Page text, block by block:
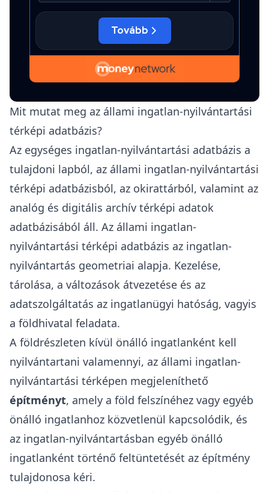
Mit mutat meg az állami ingatlan-nyilvántartási
térképi adatbázis?
Az egységes ingatlan-nyilvántartási adatbázis a
tulajdoni lapból, az állami ingatlan-nyilvántartási
térképi adatbázisból, az okirattárból, valamint az
analóg és digitális archív térképi adatok
adatbázisából áll. Az állami ingatlan-
nyilvántartási térképi adatbázis az ingatlan-
nyilvántartás geometriai alapja. Kezelése,
tárolása, a változások átvezetése és az
adatszolgáltatás az ingatlanügyi hatóság, vagyis
a földhivatal feladata.
A földrészleten kívül önálló ingatlanként kell
nyilvántartani valamennyi, az állami ingatlan-
nyilvántartási térképen megjeleníthető
építményt, amely a föld felszínéhez vagy egyéb
önálló ingatlanhoz közvetlenül kapcsolódik, és
az ingatlan-nyilvántartásban egyéb önálló
ingatlanként történő feltüntetését az építmény
tulajdonosa kéri.